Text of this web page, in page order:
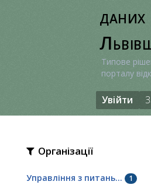
даних
Типове
порталу
Увійти
Організації
Управління з питань... 1